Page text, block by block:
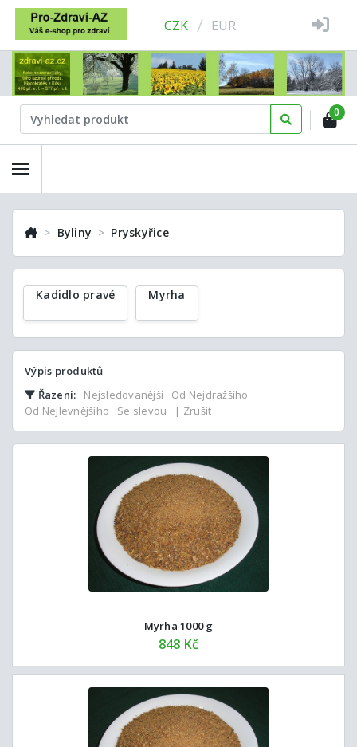
CZK / EUR
0
Byliny Pryskyřice
Kadidlo pravé Myrha
Výpis produktů
Řazení:
Nejsledovanější
Od Nejdražšího
Od Nejlevnějšího
Se slevou | Zrušit
Myrha 1000 g
848 Kč